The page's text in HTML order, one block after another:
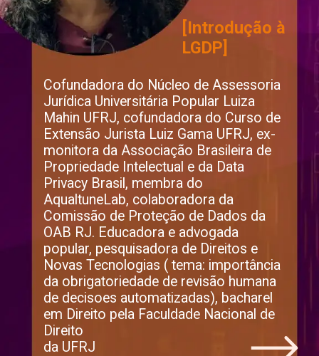
Cofundadora do Núcleo de Assessoria
Jurídica Universitária Popular Luiza
Mahin UFRJ, cofundadora do Curso de
Extensão Jurista Luiz Gama UFRJ, ex-
monitora da Associação Brasileira de
Propriedade Intelectual e da Data
Privacy Brasil, membra do
AqualtuneLab, colaboradora da
Comissão de Proteção de Dados da
OAB RJ. Educadora e advogada
popular, pesquisadora de Direitos e
Novas Tecnologias ( tema: importância
da obrigatoriedade de revisão humana
de decisoes automatizadas), bacharel
em Direito pela Faculdade Nacional de
Direito
da UFRJ
[Introdução à
LGDP]